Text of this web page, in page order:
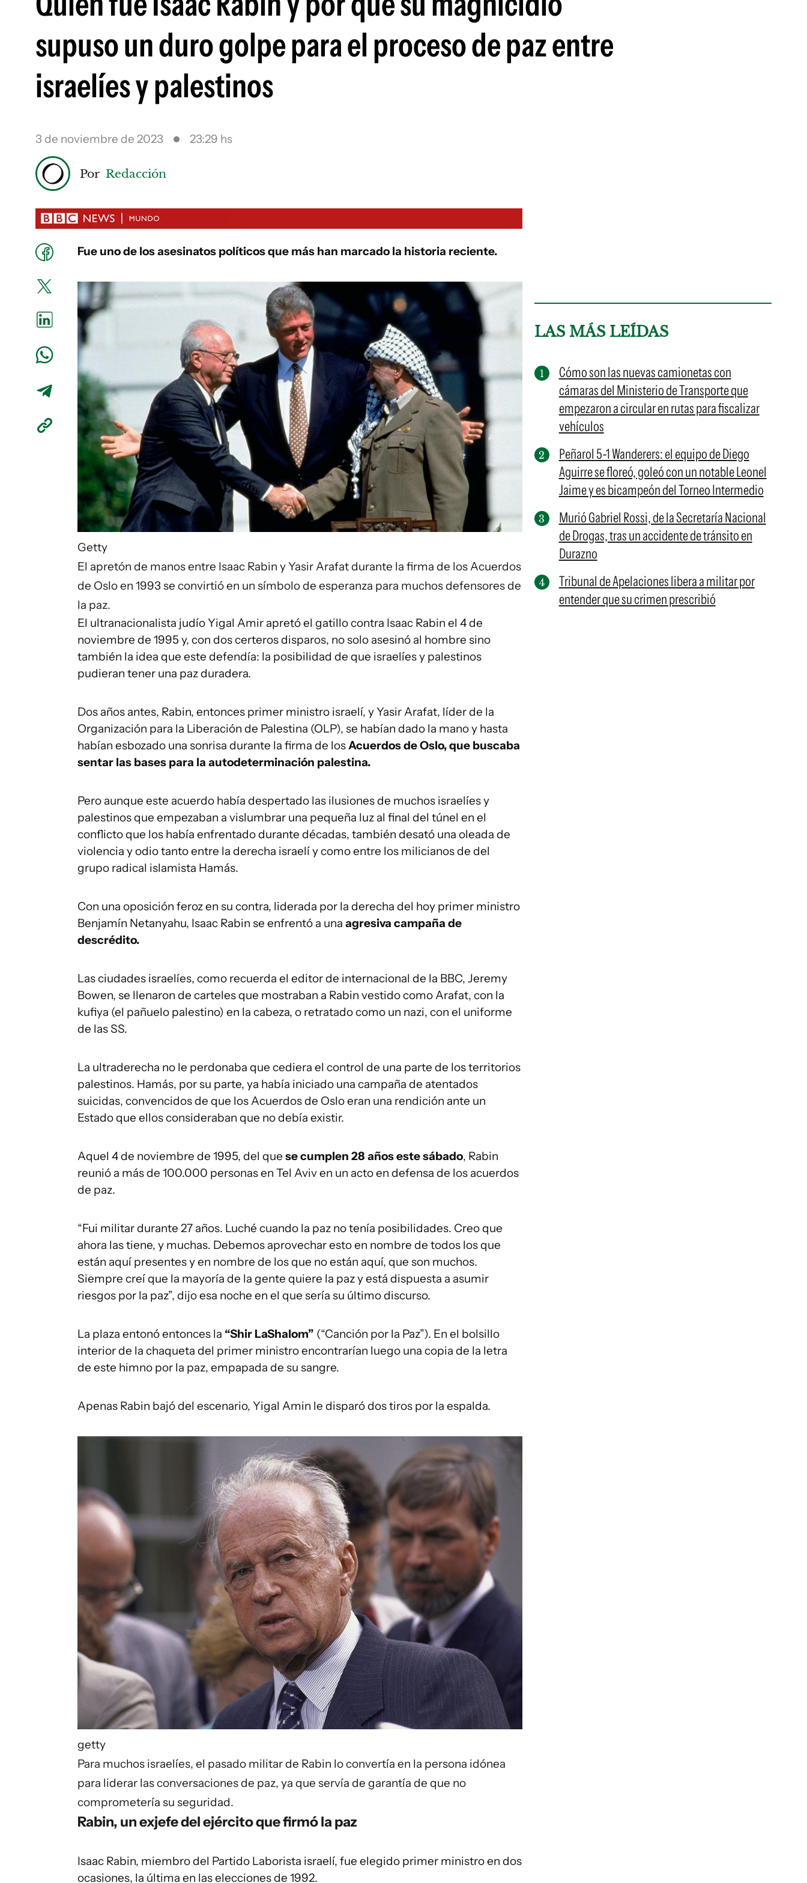
supuso un duro golpe para el proceso de paz entre
israelíes y palestinos
3 de noviembre de 2023 23:29 hs
Por Redacción
Fue uno de los asesinatos políticos que más han marcado la historia reciente.
Getty
El apretón de manos entre Isaac Rabin y Yasir Arafat durante la firma de los Acuerdos
de Oslo en 1993 se convirtió en un símbolo de esperanza para muchos defensores de
la paz.
El ultranacionalista judío Yigal Amir apretó el gatillo contra Isaac Rabin el 4 de
noviembre de 1995 y, con dos certeros disparos, no solo asesinó al hombre sino
también la idea que este defendía: la posibilidad de que israelíes y palestinos
pudieran tener una paz duradera.
Dos años antes, Rabin, entonces primer ministro israelí, y Yasir Arafat, líder de la
Organización para la Liberación de Palestina (OLP), se habían dado la mano y hasta
habían esbozado una sonrisa durante la firma de losAcuerdos de Oslo, que buscaba
sentar las bases para la autodeterminación palestina.
Pero aunque este acuerdo había despertado las ilusiones de muchos israelíes y
palestinos que empezaban a vislumbrar una pequeña luz al final del túnel en el
conflicto que los había enfrentado durante décadas, también desató una oleada de
violencia y odio tanto entre la derecha israelí y como entre los milicianos de del
grupo radical islamista Hamás.
Con una oposición feroz en su contra, liderada por la derecha del hoy primer ministro
Benjamín Netanyahu, Isaac Rabin se enfrentó a una agresiva campaña de
descrédito.
Las ciudades israelíes, como recuerda el editor de internacional de la BBC, Jeremy
Bowen, se llenaron de carteles que mostraban a Rabin vestido como Arafat, con la
kufiya (el pañuelo palestino) en la cabeza, o retratado como un nazi, con el uniforme
de las SS.
La ultraderecha no le perdonaba que cediera el control de una parte de los territorios
palestinos. Hamás, por su parte, ya había iniciado una campaña de atentados
suicidas, convencidos de que los Acuerdos de Oslo eran una rendición ante un
Estado que ellos consideraban que no debía existir.
Aquel 4 de noviembre de 1995, del que se cumplen 28 años este sábado, Rabin
reunió a más de 100.000 personas en Tel Aviv en un acto en defensa de los acuerdos
de paz.
“Fui militar durante 27 años. Luché cuando la paz no tenía posibilidades. Creo que
ahora las tiene, y muchas. Debemos aprovechar esto en nombre de todos los que
están aquí presentes y en nombre de los que no están aquí, que son muchos.
Siempre creí que la mayoría de la gente quiere la paz y está dispuesta a asumir
riesgos por la paz”, dijo esa noche en el que sería su último discurso.
La plaza entonó entonces la “Shir LaShalom” (“Canción por la Paz”). En el bolsillo
interior de la chaqueta del primer ministro encontrarían luego una copia de la letra
de este himno por la paz, empapada de su sangre.
Apenas Rabin bajó del escenario, Yigal Amin le disparó dos tiros por la espalda.
getty
Para muchos israelíes, el pasado militar de Rabin lo convertía en la persona idónea
para liderar las conversaciones de paz, ya que servía de garantía de que no
comprometería su seguridad.
Rabin, un exjefe del ejército que firmó la paz
Isaac Rabin, miembro del Partido Laborista israelí, fue elegido primer ministro en dos
ocasiones, la última en las elecciones de 1992.
LAS MÁS LEÍDAS
Cómo son las nuevas camionetas con
cámaras del Ministerio de Transporte que
empezaron a circular en rutas para fiscalizar
vehículos
Peñarol 5-1 Wanderers: el equipo de Diego
Aguirre se floreó, goleó con un notable Leonel
Jaime y es bicampeón del Torneo Intermedio
Murió Gabriel Rossi, de la Secretaría Nacional
de Drogas, tras un accidente de tránsito en
Durazno
Tribunal de Apelaciones libera a militar por
entender que su crimen prescribió